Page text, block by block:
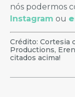
nós podermos
Instagram ou
Crédito: Cortesia
Productions,
citados acima!